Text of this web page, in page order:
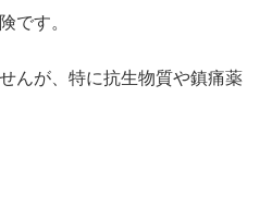
です。
んが、特に抗生物質や鎮痛薬